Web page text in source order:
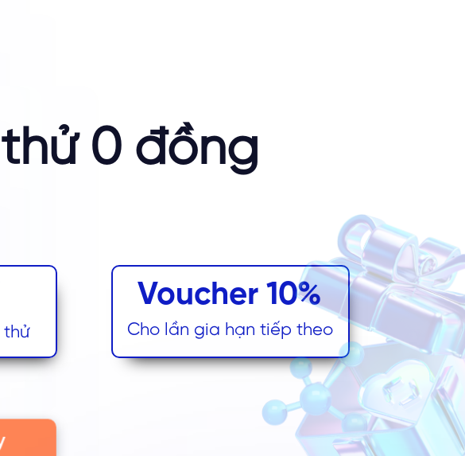
0 đồng
thử
Voucher 10%
Cho lần gia hạn tiếp theo